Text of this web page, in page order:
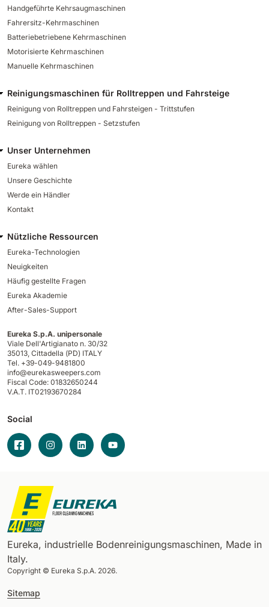
Handgeführte Kehrsaugmaschinen
Fahrersitz-Kehrmaschinen
Batteriebetriebene Kehrmaschinen
Motorisierte Kehrmaschinen
Manuelle Kehrmaschinen
Reinigungsmaschinen für Rolltreppen und Fahrsteige
Reinigung von Rolltreppen und Fahrsteigen - Trittstufen
Reinigung von Rolltreppen - Setzstufen
Unser Unternehmen
Eureka wählen
Unsere Geschichte
Werde ein Händler
Kontakt
Nützliche Ressourcen
Eureka-Technologien
Neuigkeiten
Häufig gestellte Fragen
Eureka Akademie
After-Sales-Support
Eureka S.p.A. unipersonale
Viale Dell'Artigianato n. 30/32
35013, Cittadella (PD) ITALY
Tel. +39-049-9481800
info@eurekasweepers.com
Fiscal Code: 01832650244
V.A.T. IT02193670284
Social
Eureka, industrielle Bodenreinigungsmaschinen, Made in
Italy.
Copyright © Eureka S.p.A. 2026.
Sitemap